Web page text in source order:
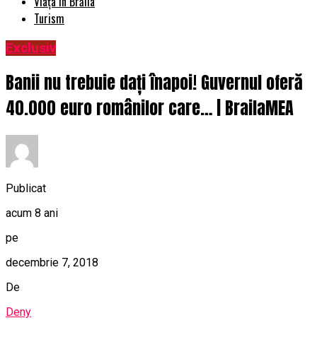
Turism
Exclusiv
Banii nu trebuie dați înapoi! Guvernul oferă
40.000 euro românilor care… | BrailaMEA
Publicat
acum 8 ani
pe
decembrie 7, 2018
De
Deny